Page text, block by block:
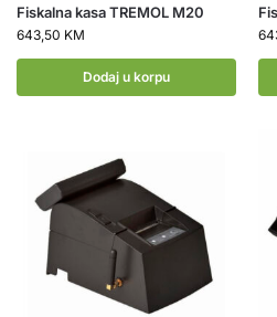
Fiskalna kasa TREMOL M20
643,50 KM
Dodaj u korpu